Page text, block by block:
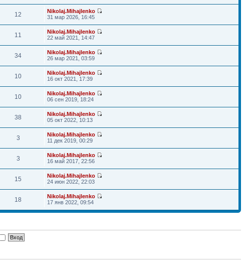
12
Nikolaj.Mihajlenko
31 мар 2026, 16:45
11
Nikolaj.Mihajlenko
22 май 2021, 14:47
34
Nikolaj.Mihajlenko
26 мар 2021, 03:59
10
Nikolaj.Mihajlenko
16 окт 2021, 17:39
10
Nikolaj.Mihajlenko
06 сен 2019, 18:24
38
Nikolaj.Mihajlenko
05 окт 2022, 10:13
3
Nikolaj.Mihajlenko
11 дек 2019, 00:29
3
Nikolaj.Mihajlenko
16 май 2017, 22:56
15
Nikolaj.Mihajlenko
24 июн 2022, 22:03
18
Nikolaj.Mihajlenko
17 янв 2022, 09:54